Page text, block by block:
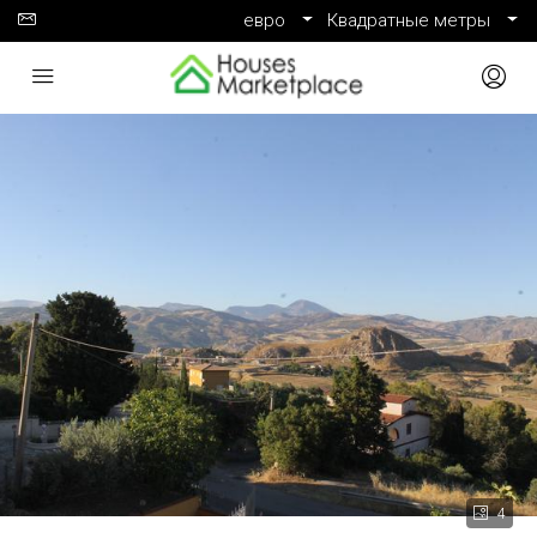
евро Квадратные метры
4